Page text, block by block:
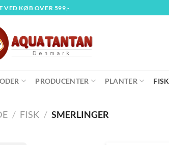
VED KØB OVER 599,-
PRODUCENTER PLANTER FISK
/ FISK / SMERLINGER